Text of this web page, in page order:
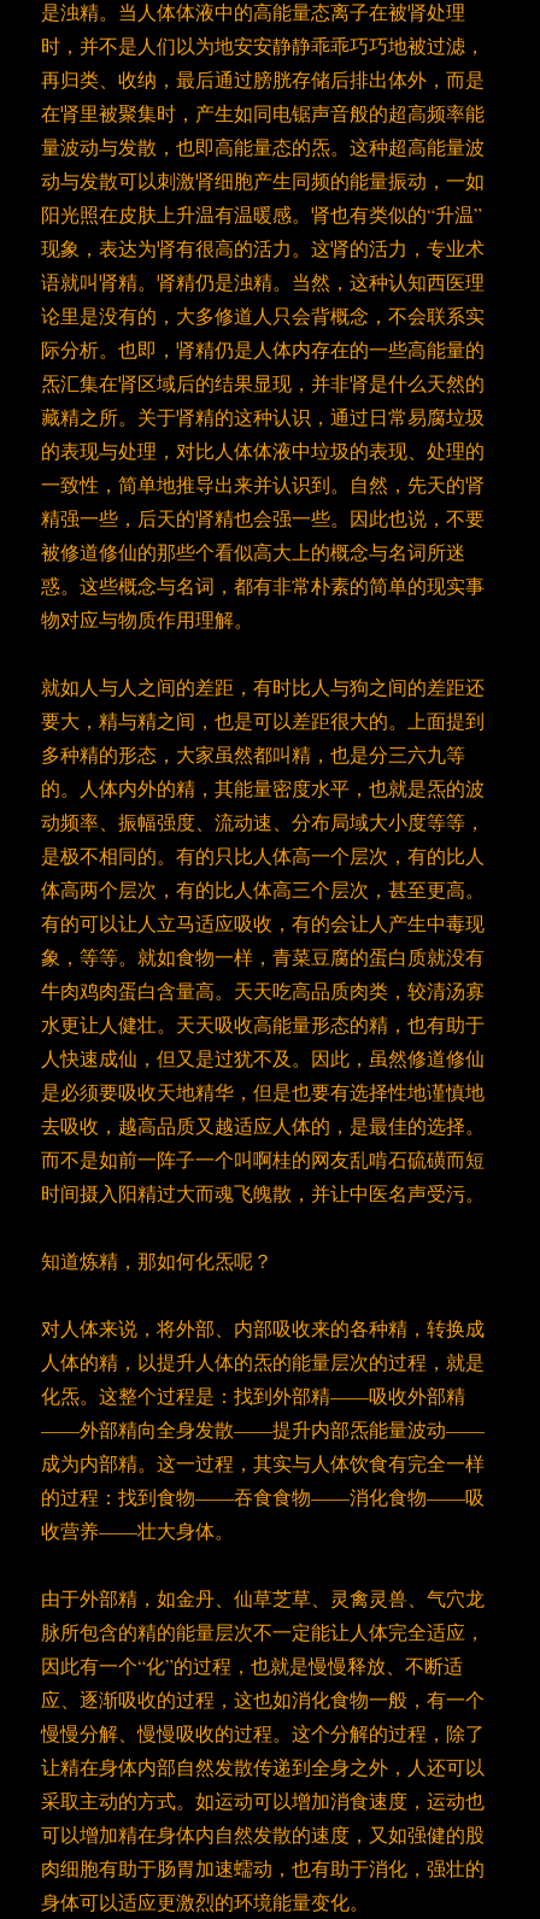
是浊精。当人体体液中的高能量态离子在被肾处理
时，并不是人们以为地安安静静乖乖巧巧地被过滤，
再归类、收纳，最后通过膀胱存储后排出体外，而是
在肾里被聚集时，产生如同电锯声音般的超高频率能
量波动与发散，也即高能量态的炁。这种超高能量波
动与发散可以刺激肾细胞产生同频的能量振动，一如
阳光照在皮肤上升温有温暖感。肾也有类似的“升温”
现象，表达为肾有很高的活力。这肾的活力，专业术
语就叫肾精。肾精仍是浊精。当然，这种认知西医理
论里是没有的，大多修道人只会背概念，不会联系实
际分析。也即，肾精仍是人体内存在的一些高能量的
炁汇集在肾区域后的结果显现，并非肾是什么天然的
藏精之所。关于肾精的这种认识，通过日常易腐垃圾
的表现与处理，对比人体体液中垃圾的表现、处理的
一致性，简单地推导出来并认识到。自然，先天的肾
精强一些，后天的肾精也会强一些。因此也说，不要
被修道修仙的那些个看似高大上的概念与名词所迷
惑。这些概念与名词，都有非常朴素的简单的现实事
物对应与物质作用理解。
就如人与人之间的差距，有时比人与狗之间的差距还
要大，精与精之间，也是可以差距很大的。上面提到
多种精的形态，大家虽然都叫精，也是分三六九等
的。人体内外的精，其能量密度水平，也就是炁的波
动频率、振幅强度、流动速、分布局域大小度等等，
是极不相同的。有的只比人体高一个层次，有的比人
体高两个层次，有的比人体高三个层次，甚至更高。
有的可以让人立马适应吸收，有的会让人产生中毒现
象，等等。就如食物一样，青菜豆腐的蛋白质就没有
牛肉鸡肉蛋白含量高。天天吃高品质肉类，较清汤寡
水更让人健壮。天天吸收高能量形态的精，也有助于
人快速成仙，但又是过犹不及。因此，虽然修道修仙
是必须要吸收天地精华，但是也要有选择性地谨慎地
去吸收，越高品质又越适应人体的，是最佳的选择。
而不是如前一阵子一个叫啊桂的网友乱啃石硫磺而短
时间摄入阳精过大而魂飞魄散，并让中医名声受污。
知道炼精，那如何化炁呢？
对人体来说，将外部、内部吸收来的各种精，转换成
人体的精，以提升人体的炁的能量层次的过程，就是
化炁。这整个过程是：找到外部精——吸收外部精
——外部精向全身发散——提升内部炁能量波动——
成为内部精。这一过程，其实与人体饮食有完全一样
的过程：找到食物——吞食食物——消化食物——吸
收营养——壮大身体。
由于外部精，如金丹、仙草芝草、灵禽灵兽、气穴龙
脉所包含的精的能量层次不一定能让人体完全适应，
因此有一个“化”的过程，也就是慢慢释放、不断适
应、逐渐吸收的过程，这也如消化食物一般，有一个
慢慢分解、慢慢吸收的过程。这个分解的过程，除了
让精在身体内部自然发散传递到全身之外，人还可以
采取主动的方式。如运动可以增加消食速度，运动也
可以增加精在身体内自然发散的速度，又如强健的股
肉细胞有助于肠胃加速蠕动，也有助于消化，强壮的
身体可以适应更激烈的环境能量变化。